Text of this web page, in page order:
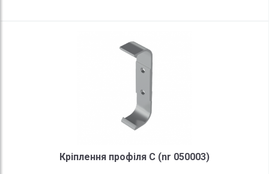
Кріплення профіля С (nr 050003)